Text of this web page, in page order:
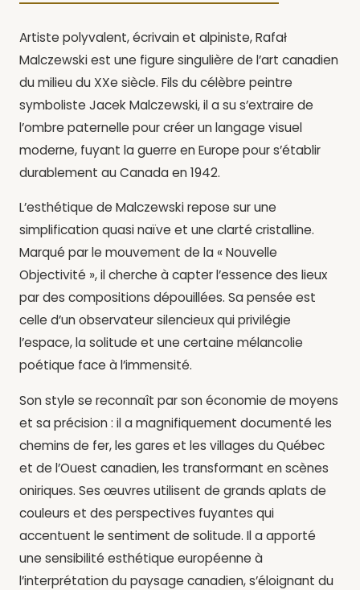
Artiste polyvalent, écrivain et alpiniste, Rafał
Malczewski est une figure singulière de l’art canadien
du milieu du XXe siècle. Fils du célèbre peintre
symboliste Jacek Malczewski, il a su s’extraire de
l’ombre paternelle pour créer un langage visuel
moderne, fuyant la guerre en Europe pour s’établir
durablement au Canada en 1942.
L’esthétique de Malczewski repose sur une
simplification quasi naïve et une clarté cristalline.
Marqué par le mouvement de la « Nouvelle
Objectivité », il cherche à capter l’essence des lieux
par des compositions dépouillées. Sa pensée est
celle d’un observateur silencieux qui privilégie
l’espace, la solitude et une certaine mélancolie
poétique face à l’immensité.
Son style se reconnaît par son économie de moyens
et sa précision : il a magnifiquement documenté les
chemins de fer, les gares et les villages du Québec
et de l’Ouest canadien, les transformant en scènes
oniriques. Ses œuvres utilisent de grands aplats de
couleurs et des perspectives fuyantes qui
accentuent le sentiment de solitude. Il a apporté
une sensibilité esthétique européenne à
l’interprétation du paysage canadien, s’éloignant du